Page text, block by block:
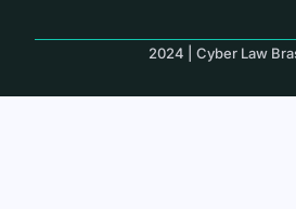
2024 | Cyber Law